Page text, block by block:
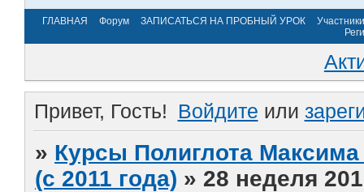
ГЛАВНАЯ Форум ЗАПИСАТЬСЯ НА ПРОБНЫЙ УРОК
Участники
Привет, Гость! Войдите или
» Курсы Полиглота
(с 2011 года) » 28 неделя